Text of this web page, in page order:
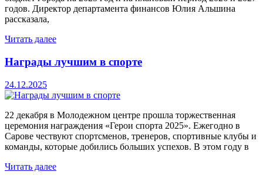
годов. Директор департамента финансов Юлия Альшина
рассказала,
Читать далее
Награды лучшим в спорте
24.12.2025
22 декабря в Молодежном центре прошла торжественная
церемония награждения «Герои спорта 2025». Ежегодно в
Сарове чествуют спортсменов, тренеров, спортивные клубы и
команды, которые добились больших успехов. В этом году в
Читать далее